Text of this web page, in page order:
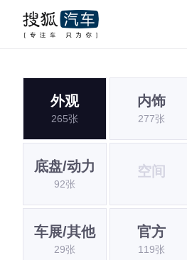
外观
265张
内饰
277张
底盘/动力
92张
空间
车展/其他
29张
官方
119张